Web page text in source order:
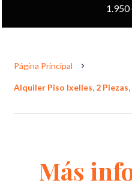
Página Principal
Alquiler Piso Ixelles, 2
Más